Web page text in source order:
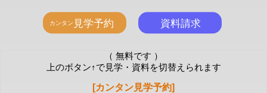
（ 無料です ）
上のボタン↑で見学・資料を切替えられます
[カンタン見学予約]